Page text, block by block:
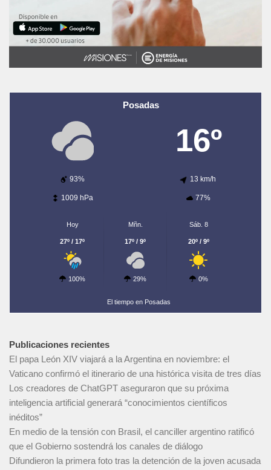
Posadas
16º
93% 13 km/h
1009 hPa 77%
Hoy
27º / 17º
100%
Mñn.
17º / 9º
29%
Sáb. 8
20º / 9º
0%
El tiempo en Posadas
Publicaciones recientes
El papa León XIV viajará a la Argentina en noviembre: el
Vaticano confirmó el itinerario de una histórica visita de tres días
Los creadores de ChatGPT aseguraron que su próxima
inteligencia artificial generará “conocimientos científicos
inéditos”
En medio de la tensión con Brasil, el canciller argentino ratificó
que el Gobierno sostendrá los canales de diálogo
Difundieron la primera foto tras la detención de la joven acusada